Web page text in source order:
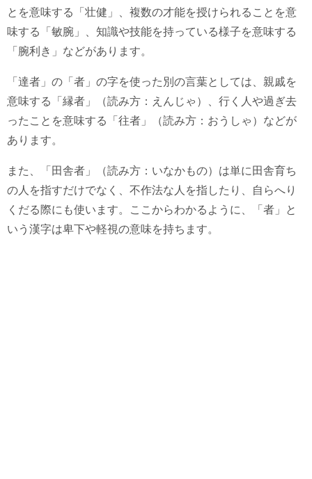
とを意味する「壮健」、複数の才能を授けられることを意
味する「敏腕」、知識や技能を持っている様子を意味する
「腕利き」などがあります。
「達者」の「者」の字を使った別の言葉としては、親戚を
意味する「縁者」（読み方：えんじゃ）、行く人や過ぎ去
ったことを意味する「往者」（読み方：おうしゃ）などが
あります。
また、「田舎者」（読み方：いなかもの）は単に田舎育ち
の人を指すだけでなく、不作法な人を指したり、自らへり
くだる際にも使います。ここからわかるように、「者」と
いう漢字は卑下や軽視の意味を持ちます。